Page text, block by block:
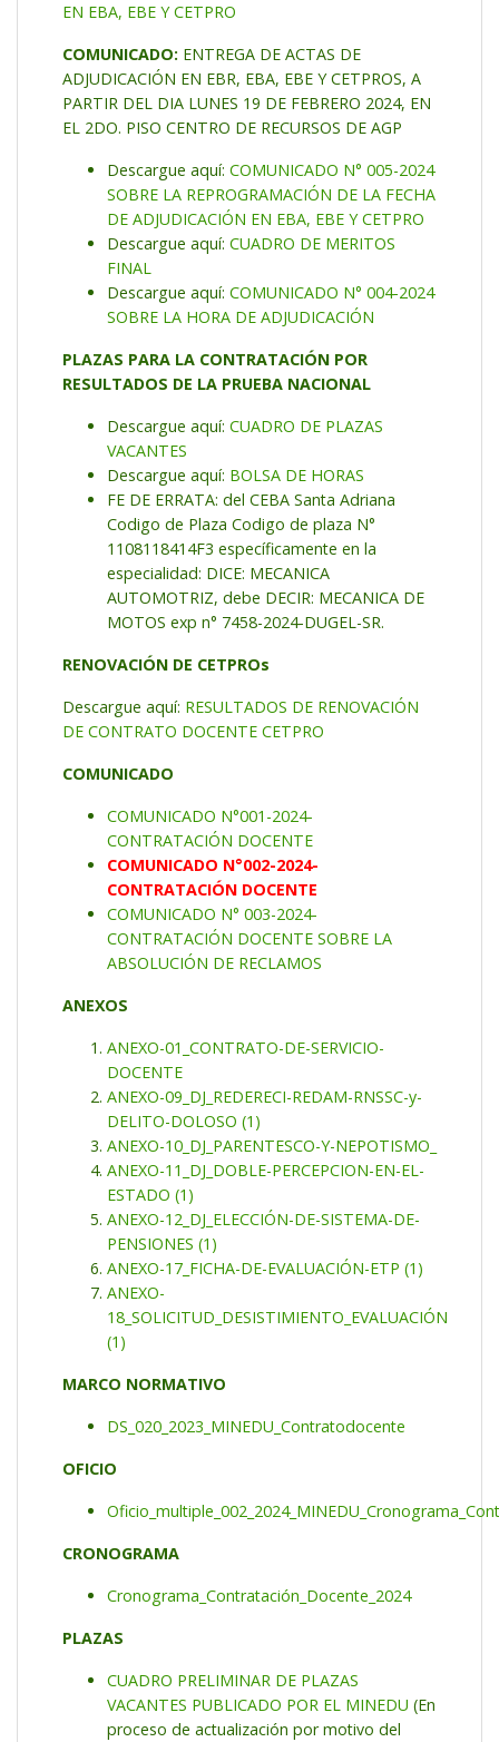
EN EBA, EBE Y CETPRO
COMUNICADO: ENTREGA DE ACTAS DE
ADJUDICACIÓN EN EBR, EBA, EBE Y CETPROS, A
PARTIR DEL DIA LUNES 19 DE FEBRERO 2024, EN
EL 2DO. PISO CENTRO DE RECURSOS DE AGP
Descargue aquí: COMUNICADO N° 005-2024
SOBRE LA REPROGRAMACIÓN DE LA FECHA
DE ADJUDICACIÓN EN EBA, EBE Y CETPRO
Descargue aquí: CUADRO DE MERITOS
FINAL
Descargue aquí: COMUNICADO N° 004-2024
SOBRE LA HORA DE ADJUDICACIÓN
PLAZAS PARA LA CONTRATACIÓN POR
RESULTADOS DE LA PRUEBA NACIONAL
Descargue aquí: CUADRO DE PLAZAS
VACANTES
Descargue aquí: BOLSA DE HORAS
FE DE ERRATA: del CEBA Santa Adriana
Codigo de Plaza Codigo de plaza N°
1108118414F3 específicamente en la
especialidad: DICE: MECANICA
AUTOMOTRIZ, debe DECIR: MECANICA DE
MOTOS exp n° 7458-2024-DUGEL-SR.
RENOVACIÓN DE CETPROs
Descargue aquí: RESULTADOS DE RENOVACIÓN
DE CONTRATO DOCENTE CETPRO
COMUNICADO
COMUNICADO N°001-2024-
CONTRATACIÓN DOCENTE
COMUNICADO N°002-2024-
CONTRATACIÓN DOCENTE
COMUNICADO N° 003-2024-
CONTRATACIÓN DOCENTE SOBRE LA
ABSOLUCIÓN DE RECLAMOS
ANEXOS
ANEXO-01_CONTRATO-DE-SERVICIO-
DOCENTE
ANEXO-09_DJ_REDERECI-REDAM-RNSSC-y-
DELITO-DOLOSO (1)
ANEXO-10_DJ_PARENTESCO-Y-NEPOTISMO_
ANEXO-11_DJ_DOBLE-PERCEPCION-EN-EL-
ESTADO (1)
ANEXO-12_DJ_ELECCIÓN-DE-SISTEMA-DE-
PENSIONES (1)
ANEXO-17_FICHA-DE-EVALUACIÓN-ETP (1)
ANEXO-
18_SOLICITUD_DESISTIMIENTO_EVALUACIÓN
(1)
MARCO NORMATIVO
DS_020_2023_MINEDU_Contratodocente
OFICIO
CRONOGRAMA
Cronograma_Contratación_Docente_2024
PLAZAS
CUADRO PRELIMINAR DE PLAZAS
VACANTES PUBLICADO POR EL MINEDU (En
proceso de actualización por motivo del